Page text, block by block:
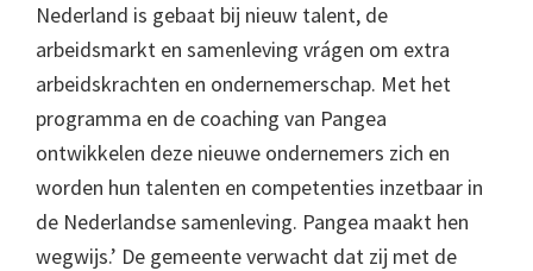
Nederland is gebaat bij nieuw talent, de
arbeidsmarkt en samenleving vrágen om extra
arbeidskrachten en ondernemerschap. Met het
programma en de coaching van Pangea
ontwikkelen deze nieuwe ondernemers zich en
worden hun talenten en competenties inzetbaar in
de Nederlandse samenleving. Pangea maakt hen
wegwijs.’ De gemeente verwacht dat zij met de